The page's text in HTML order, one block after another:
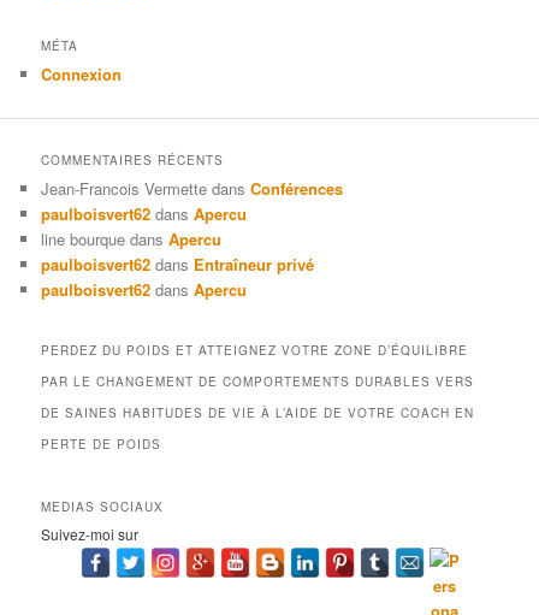
MÉTA
Connexion
COMMENTAIRES RÉCENTS
Jean-Francois Vermette dansConférences
paulboisvert62 dansApercu
line bourque dansApercu
paulboisvert62 dans Entraîneur privé
paulboisvert62 dansApercu
PERDEZ DU POIDS ET ATTEIGNEZ VOTRE ZONE D’ÉQUILIBRE
PAR LE CHANGEMENT DE COMPORTEMENTS DURABLES VERS
DE SAINES HABITUDES DE VIE À L’AIDE DE VOTRE COACH EN
PERTE DE POIDS
MEDIAS SOCIAUX
Suivez-moi sur